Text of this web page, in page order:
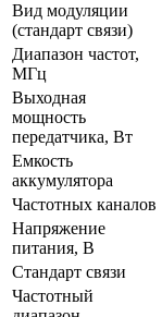
Вид модуляции
(стандарт связи)
Диапазон частот,
МГц
Выходная
мощность
передатчика, Вт
Емкость
аккумулятора
Частотных каналов
Напряжение
питания, В
Стандарт связи
Частотный